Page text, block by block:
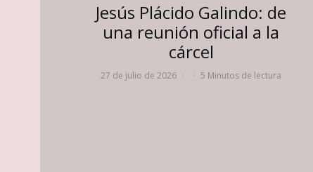
Jesús Plácido Galindo: de
una reunión oficial a la
cárcel
27 de julio de 2026 · · 5 Minutos de lectura